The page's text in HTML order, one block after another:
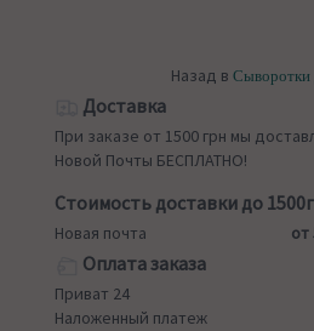
Назад в Сыворотки
Доставка
При заказе от 1500 грн мы
Новой Почты БЕСПЛАТНО!
Стоимость доставки до
Новая почта от
Оплата заказа
Приват 24
Наложенный платеж